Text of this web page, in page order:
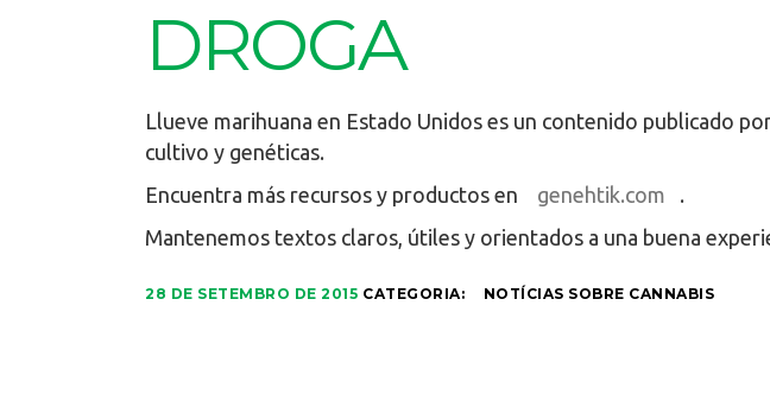
DROGA
Llueve marihuana en Estado Unidos es un contenido publicado
cultivo y genéticas.
Encuentra más recursos y productos en
genehtik.com
.
Mantenemos textos claros, útiles y orientados a una buena
28 DE SETEMBRO DE 2015 CATEGORIA: NOTÍCIAS SOBRE CANNABIS